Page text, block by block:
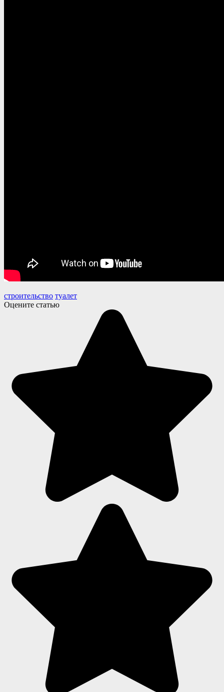
строительство туалет
Оцените статью